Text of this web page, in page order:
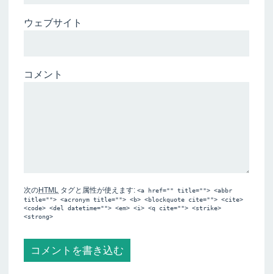
ウェブサイト
コメント
次のHTML タグと属性が使えます:<a href="" title=""> <abbr
title=""> <acronym title=""> <b> <blockquote cite=""> <cite>
<code> <del datetime=""> <em> <i> <q cite=""> <strike>
<strong>